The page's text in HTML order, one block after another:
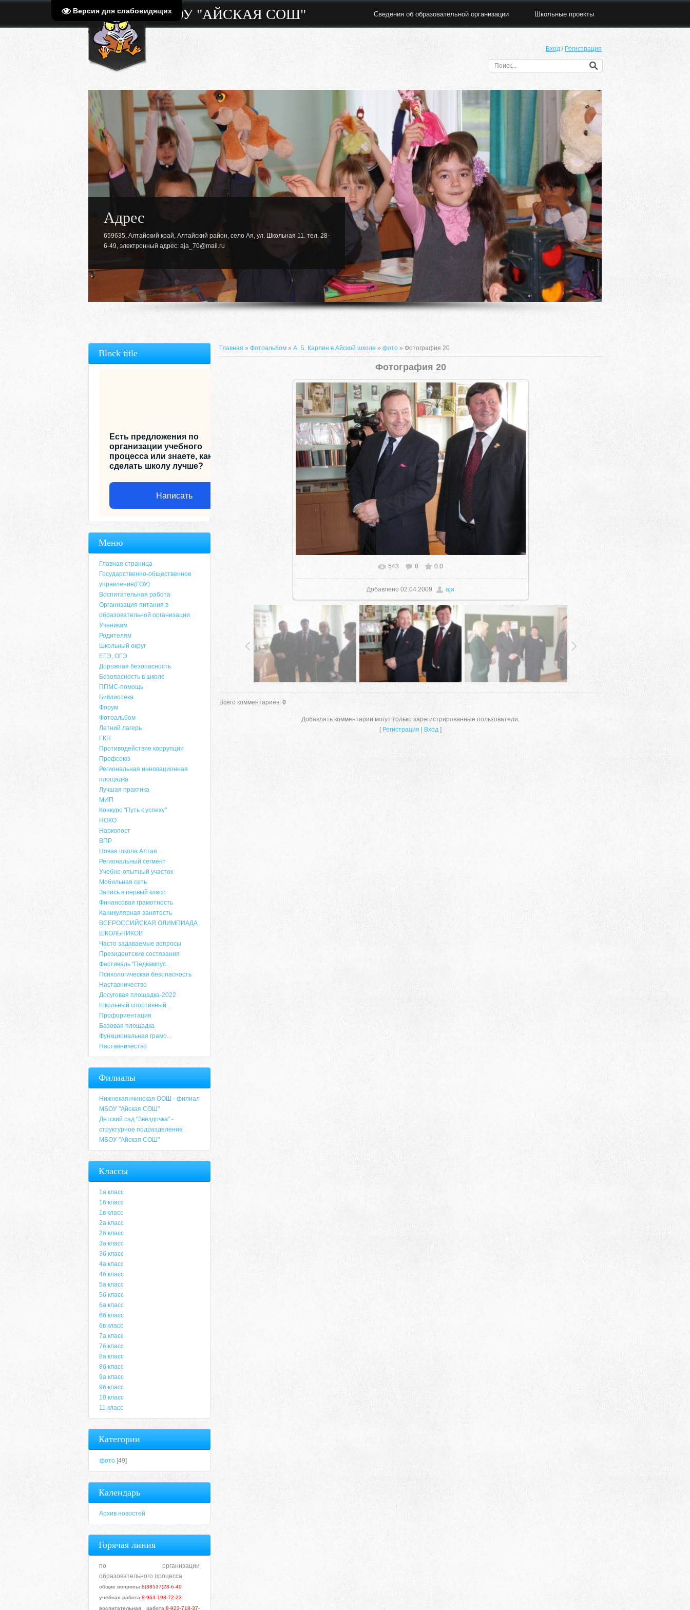
Версия для слабовидящихМБОУ "АЙСКАЯ СОШ" Сведения об образовательной организации Школьные проекты
Вход / Регистрация
Адрес
659635, Алтайский край, Алтайский район, село Ая, ул. Школьная 11. тел. 28-
6-49, электронный адрес: aja_70@mail.ru
659635, Алтайский край, Алтайский район, село Ая, ул. Школьная 11. тел. 28-
6-49, электронный адрес: aja_70@mail.ru
Адрес
659635, Алтайский край, Алтайский район, село Ая, ул. Школьная 11. тел. 28-
6-49, электронный адрес: aja_70@mail.ru
6-49, электронный адрес: aja_70@mail.ru
Адрес
Главная » Фотоальбом » А. Б. Карлин в Айской школе » фото » Фотография 20
Фотография 20
543 0 0.0
Добавлено 02.04.2009 aja
Всего комментариев: 0
Добавлять комментарии могут только зарегистрированные пользователи.
[ Регистрация Вход ]
Block title
Есть предложения по
организации учебного
процесса или знаете, как
сделать школу лучше?
Написать
Меню
Главная страница
Государственно-общественное
управление(ГОУ)
Воспитательная работа
Организация питания в
образовательной организации
Ученикам
Родителям
Школьный округ
ЕГЭ, ОГЭ
Дорожная безопасность
Безопасность в школе
ППМС-помощь
Библиотека
Форум
Фотоальбом
Летний лагерь
ГКП
Противодействие коррупции
Профсоюз
Региональная инновационная
площадка
Лучшая практика
МИП
Конкурс "Путь к успеху"
НОКО
Наркопост
ВПР
Новая школа Алтая
Региональный сегмент
Учебно-опытный участок
Мобильная сеть
Запись в первый класс
Финансовая грамотность
Каникулярная занятость
ВСЕРОССИЙСКАЯ ОЛИМПИАДА
ШКОЛЬНИКОВ
Часто задаваемые вопросы
Президентские состязания
Фестиваль "Педкампус...
Психологическая безопасность
Наставничество
Досуговая площадка-2022
Школьный спортивный ...
Профориентация
Базовая площадка
Функциональная грамо...
Наставничество
Филиалы
Нижнекаянчинская ООШ - филиал
МБОУ "Айская СОШ"
Детский сад "Звёздочка" -
структурное подразделение
МБОУ "Айская СОШ"
Классы
1а класс
1б класс
1в класс
2а класс
2б класс
3а класс
3б класс
4а класс
4б класс
5а класс
5б класс
6а класс
6б класс
6в класс
7а класс
7б класс
8а класс
8б класс
9а класс
9б класс
10 класс
11 класс
Категории
фото [49]
Календарь
Архив новостей
Горячая линия
по организации
образовательного процесса
общие вопросы:8(38537)28-6-49
учебная работа:8-963-198-72-23
воспитательная работа:8-923-718-37-